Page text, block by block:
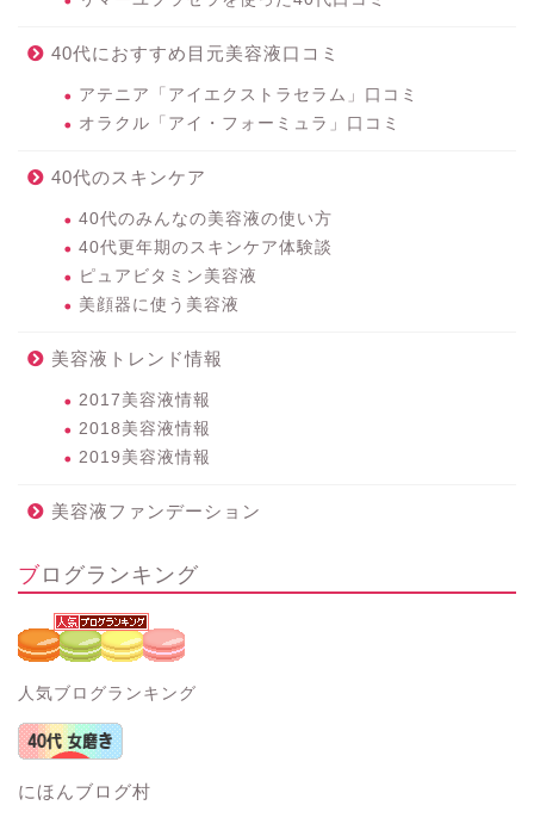
40代におすすめ目元美容液口コミ
アテニア「アイエクストラセラム」口コミ
オラクル「アイ・フォーミュラ」口コミ
40代のスキンケア
40代のみんなの美容液の使い方
40代更年期のスキンケア体験談
ピュアビタミン美容液
美顔器に使う美容液
美容液トレンド情報
2017美容液情報
2018美容液情報
2019美容液情報
美容液ファンデーション
ブログランキング
人気ブログランキング
にほんブログ村